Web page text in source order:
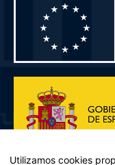
Utilizamos cookies